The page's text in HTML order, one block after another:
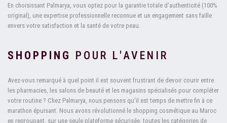
En choisissant Palmarya, vous optez pour la garantie totale d'authenticité (100%
original), une expertise professionnelle reconnue et un engagement sans faille
envers votre satisfaction et la santé de votre peau.
SHOPPING POUR L'AVENIR
Avez-vous remarqué à quel point il est souvent frustrant de devoir courir entre
les pharmacies, les salons de beauté et les magasins spécialisés pour compléter
votre routine ? Chez Palmarya, nous pensons qu'il est temps de mettre fin à ce
marathon épuisant. Nous avons révolutionné le shopping cosmétique au Maroc
en regroupant, sur une seule plateforme sécurisée, toutes les catégories de